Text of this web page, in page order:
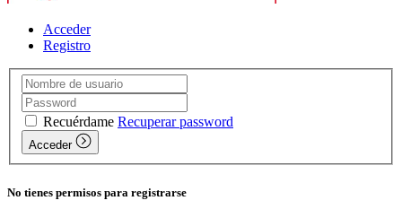
Acceder
Registro
Recuérdame Recuperar password
Acceder
No tienes permisos para registrarse